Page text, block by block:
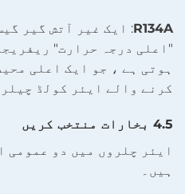
R134A: ایک غیر آتش گیر
"اعلی درجہ حرارت"
ہوتی ہے ، جو ایک اعلی
کرنے والے ایئر کولڈ چیلر
4.5 بخارات منتخب کریں
ایئر چلروں میں دو عمومی
ہیں۔